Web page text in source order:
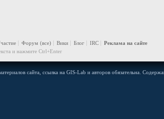
Форум (все) Вики Блог IRC
Реклама на сайте
и нажмите Ctrl+Enter
сайта, ссылка на GIS-Lab и авторов обязательна.